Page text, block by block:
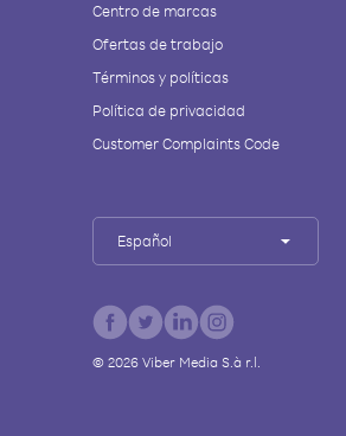
Centro de marcas
Ofertas de trabajo
Términos y políticas
Política de privacidad
Customer Complaints Code
Español
© 2026Viber Media S.à r.l.